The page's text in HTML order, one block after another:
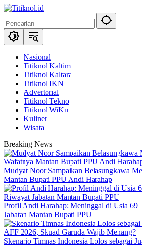
Langsung
konten
Nasional
Titiknol Kaltim
Titiknol Kaltara
Titiknol IKN
Advertorial
Titiknol Tekno
Titiknol WiKu
Kuliner
Wisata
Breaking News
Mudyat Noor Sampaikan Belasungkawa
Mantan Bupati PPU Andi Harahap
Profil Andi Harahap: Meninggal di Usia 69
Jabatan Mantan Bupati PPU
Skenario Timnas Indonesia Lolos sebagai